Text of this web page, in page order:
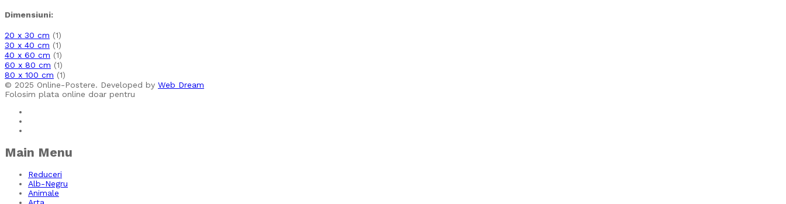
Dimensiuni:
20 x 30 cm (1)
30 x 40 cm (1)
40 x 60 cm (1)
60 x 80 cm (1)
80 x 100 cm (1)
© 2025 Online-Postere. Developed by Web Dream
Folosim plata online doar pentru
Main Menu
Reduceri
Alb-Negru
Animale